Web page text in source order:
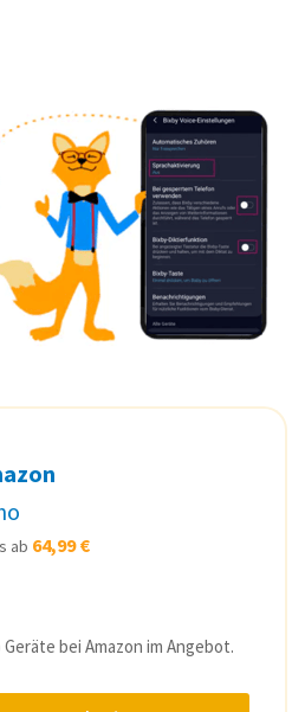
ab 64,99 €
bei Amazon im Angebot.